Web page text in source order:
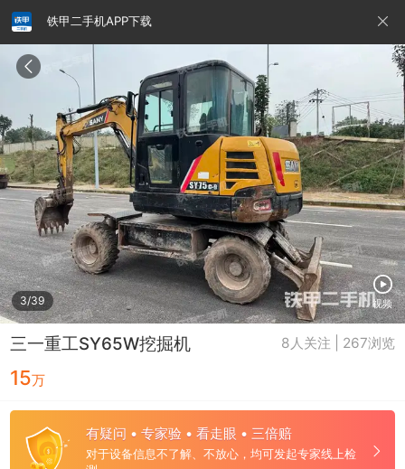
铁甲二手机APP下载
3/39 视频
三一重工SY65W挖掘机 8人关注 | 267浏览
15万
有疑问 • 专家验 • 看走眼 • 三倍赔
对于设备信息不了解、不放心，均可发起专家线上检
请输入手机号
提
交
即
表
示
您
同
意
《隐
私
政
策》
铁甲龙总部 4000099032 认证经纪人